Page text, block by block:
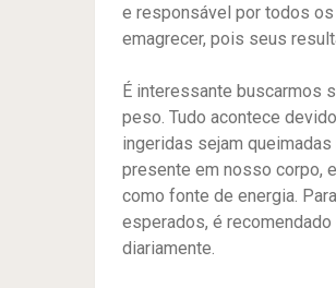
e responsável por todos
emagrecer, pois seus
É interessante buscarmos
peso. Tudo acontece
ingeridas sejam
presente em nosso corpo,
como fonte de energia.
esperados, é
diariamente.